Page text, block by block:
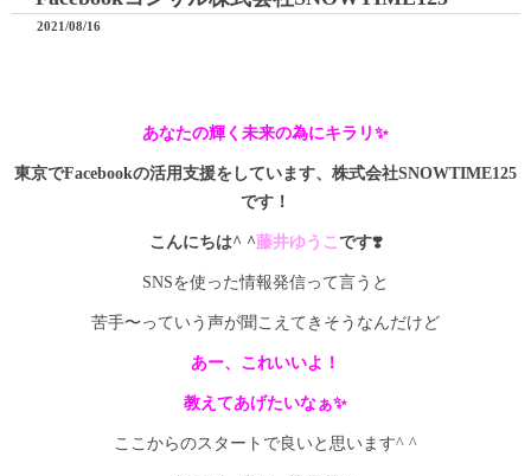
2021/08/16
あなたの輝く未来の為にキラリ✨
東京でFacebookの活用支援をしています、株式会社SNOWTIME125
です！
こんにちは^ ^藤井ゆうこです❣️
SNSを使った情報発信って言うと
苦手〜っていう声が聞こえてきそうなんだけど
あー、これいいよ！
教えてあげたいなぁ✨
ここからのスタートで良いと思います^ ^